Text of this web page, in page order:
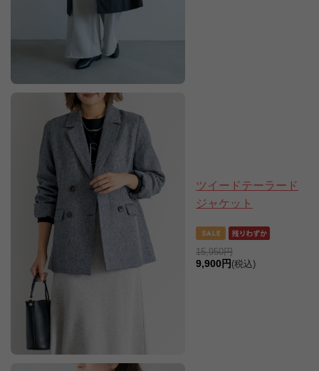
ツイードテーラード
ジャケット
15,950円
9,900円 (税込)